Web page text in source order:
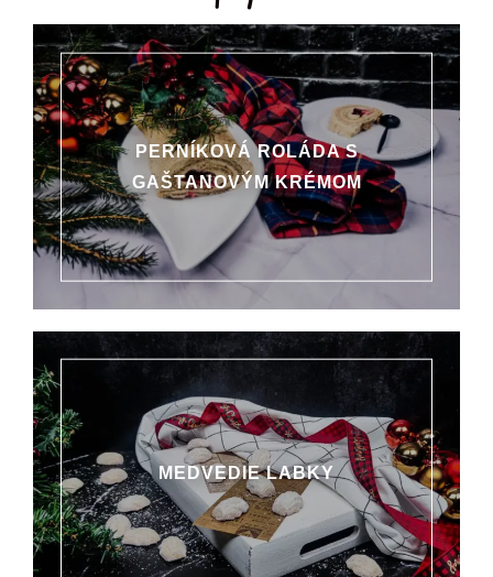
PERNÍKOVÁ ROLÁDA S
GAŠTANOVÝM KRÉMOM
MEDVEDIE LABKY